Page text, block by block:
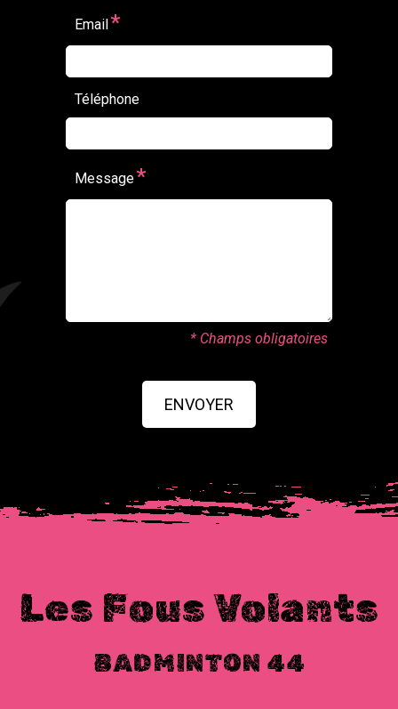
Email *
Téléphone
Message*
* Champs obligatoires
ENVOYER
Les Fous Volants
BADMINTON 44